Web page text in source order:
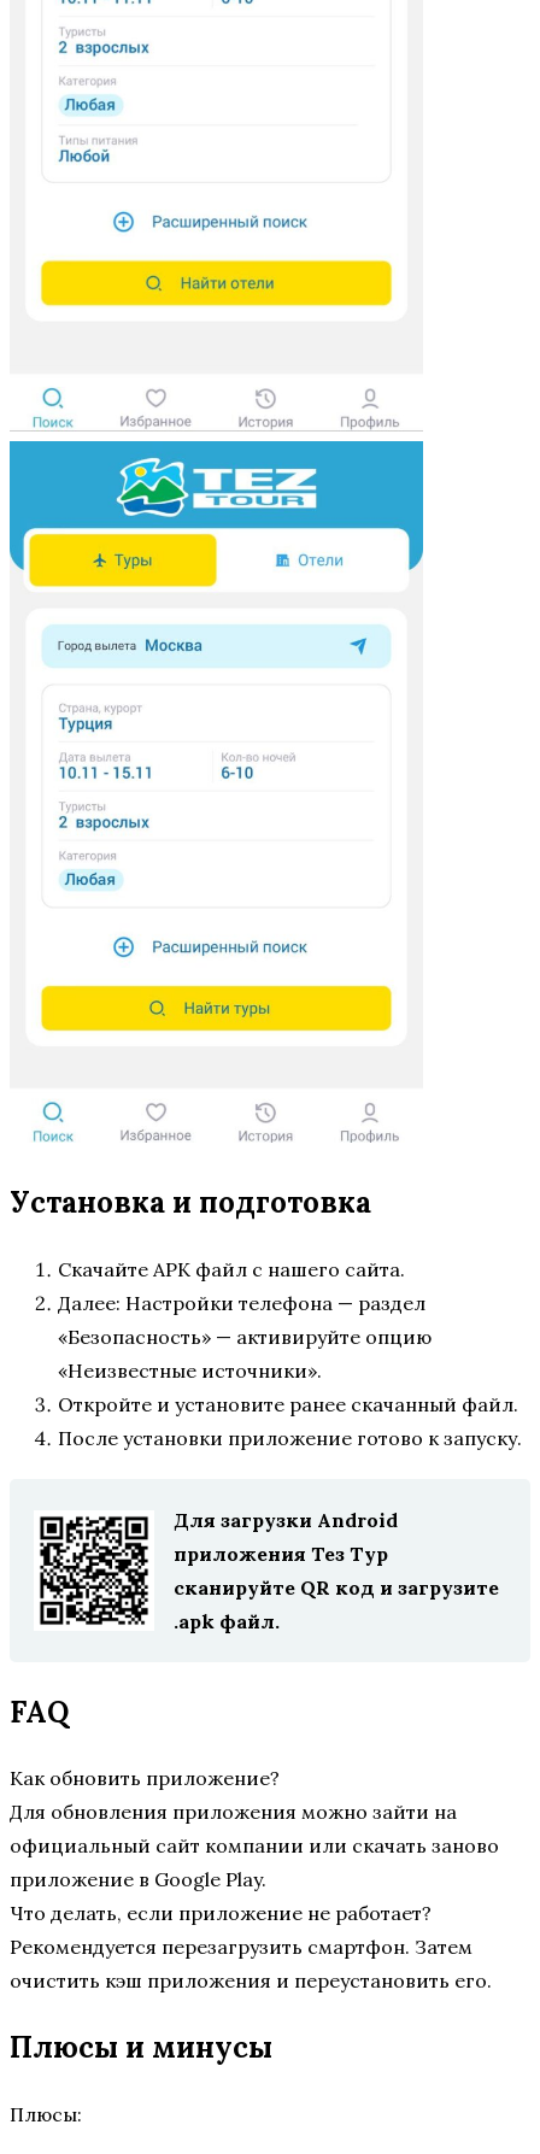
Установка и подготовка
Скачайте APK файл с нашего сайта.
Далее: Настройки телефона — раздел
«Безопасность» — активируйте опцию
«Неизвестные источники».
Откройте и установите ранее скачанный файл.
После установки приложение готово к запуску.
Для загрузки Android
приложения Тез Тур
сканируйте QR код и загрузите
.apk файл.
FAQ
Как обновить приложение?
Для обновления приложения можно зайти на
официальный сайт компании или скачать заново
приложение в Google Play.
Что делать, если приложение не работает?
Рекомендуется перезагрузить смартфон. Затем
очистить кэш приложения и переустановить его.
Плюсы и минусы
Плюсы: